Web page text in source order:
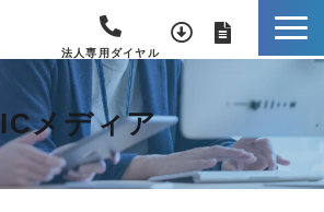
法人専用ダイヤル
ICメディア